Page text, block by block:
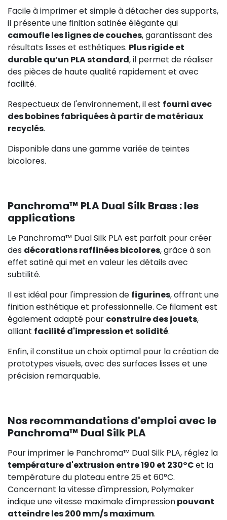
Facile à imprimer et simple à détacher des supports,
il présente une finition satinée élégante qui
camoufle les lignes de couches, garantissant des
résultats lisses et esthétiques. Plus rigide et
durable qu’un PLA standard, il permet de réaliser
des pièces de haute qualité rapidement et avec
facilité.
Respectueux de l'environnement, il est fourni avec
des bobines fabriquées à partir de matériaux
recyclés.
Disponible dans une gamme variée de teintes
bicolores.
Panchroma™ PLA Dual Silk Brass : les
applications
Le Panchroma™ Dual Silk PLA est parfait pour créer
des décorations raffinées bicolores, grâce à son
effet satiné qui met en valeur les détails avec
subtilité.
Il est idéal pour l'impression de figurines, offrant une
finition esthétique et professionnelle. Ce filament est
également adapté pour construire des jouets,
alliant facilité d'impression et solidité.
Enfin, il constitue un choix optimal pour la création de
prototypes visuels, avec des surfaces lisses et une
précision remarquable.
Nos recommandations d'emploi avec le
Panchroma™ Dual Silk PLA
Pour imprimer le Panchroma™ Dual Silk PLA, réglez la
température d'extrusion entre 190 et 230°Cet la
température du plateau entre 25 et 60°C.
Concernant la vitesse d'impression, Polymaker
indique une vitesse maximale d'impressionpouvant
atteindre les 200 mm/s maximum.